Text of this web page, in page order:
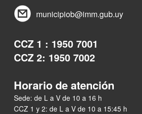
municipiob@imm.gub.uy
CCZ 1 : 1950 7001
CCZ 2: 1950 7002
Horario de atención
Sede: de L a V de 10 a 16 h
CCZ 1 y 2: de L a V de 10 a 15:45 h